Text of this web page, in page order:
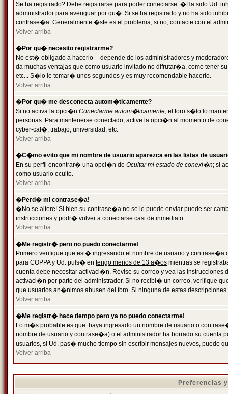
Se ha registrado? Debe registrarse para poder conectarse. �Ha sido Ud.
administrador para averiguar por qu�. Si se ha registrado y no ha sido
contrase�a. Generalmente �ste es el problema; si no, contacte con el
Volver arriba
�Por qu� necesito registrarme?
No est� obligado a hacerlo -- depende de los administradores y
da muchas ventajas que como usuario invitado no difrutar�a, como tener
etc... S�lo le tomar� unos segundos y es muy recomendable hacerlo.
Volver arriba
�Por qu� me desconecta autom�ticamente?
Si no activa la opci�n Conectarme autom�ticamente, el foro s�lo lo
personas. Para mantenerse conectado, active la opci�n al momento de
cyber-caf�, trabajo, universidad, etc.
Volver arriba
�C�mo evito que mi nombre de usuario aparezca en las listas de
En su perfil encontrar� una opci�n de Ocultar mi estado de conexi�n; si
como usuario oculto.
Volver arriba
�Perd� mi contrase�a!
�No se altere! Si bien su contrase�a no se le puede enviar puede ser
instrucciones y podr� volver a conectarse casi de inmediato.
Volver arriba
�Me registr� pero no puedo conectarme!
Primero verifique que est� ingresando el nombre de usuario y
para COPPA y Ud. puls� en tengo menos de 13 a�os mientras se
cuenta debe necesitar activaci�n. Revise su correo y vea las
activaci�n por parte del administrador. Si no recibi� un correo, verifique
que usuarios an�nimos abusen del foro. Si ninguna de estas
Volver arriba
�Me registr� hace tiempo pero ya no puedo conectarme!
Lo m�s probable es que: haya ingresado un nombre de usuario o
nombre de usuario y contrase�a) o el administrador ha borrado su
usuarios, si Ud. pas� mucho tiempo sin escribir mensajes nuevos, puede
Volver arriba
Preferencias